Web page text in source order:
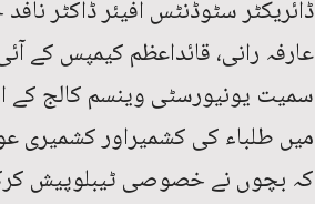
ڈائریکٹر سٹوڈنٹس آفیئر ڈاکٹر
عارفہ رانی، قائداعظم کیمپس کے
سمیت یونیورسٹی وینسم کالج کے
میں طلباء کی کشمیراور کشمیری
کہ بچوں نے خصوصی ٹیبلوپیش